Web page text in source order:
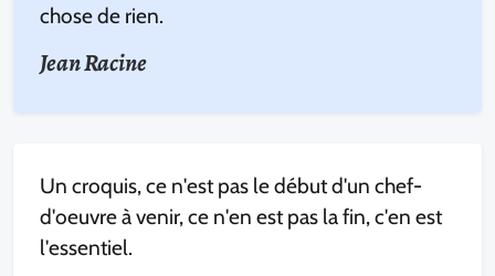
chose de rien.
Jean Racine
Un croquis, ce n'est pas le début d'un chef-
d'oeuvre à venir, ce n'en est pas la fin, c'en est
l'essentiel.